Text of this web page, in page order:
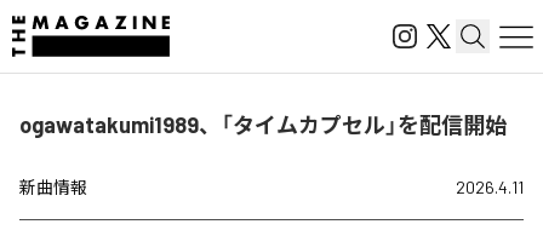
ogawatakumi1989、「タイムカプセル」を配信開始
新曲情報 2026.4.11